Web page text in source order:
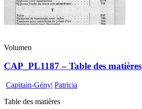
Volumen
CAP_PL1187 – Table des matières
Capitain-Gény| Patricia
Table des matières